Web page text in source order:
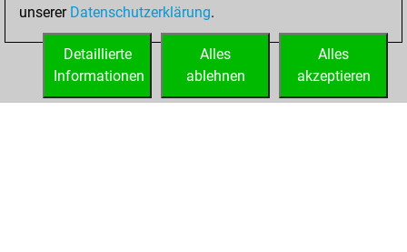
You created
your Fritz account
unserer Datenschutzerklärung.
Alles
akzeptieren
Alles
ablehnen
Detaillierte
Informationen